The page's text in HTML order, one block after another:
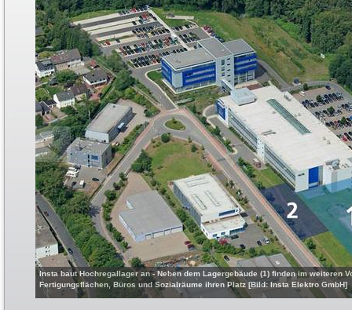
Insta baut Hochregallager an - Neben dem Lagergebäude (1) finden im weiteren
Fertigungsflächen, Büros und Sozialräume ihren Platz [Bild: Insta Elektro GmbH]